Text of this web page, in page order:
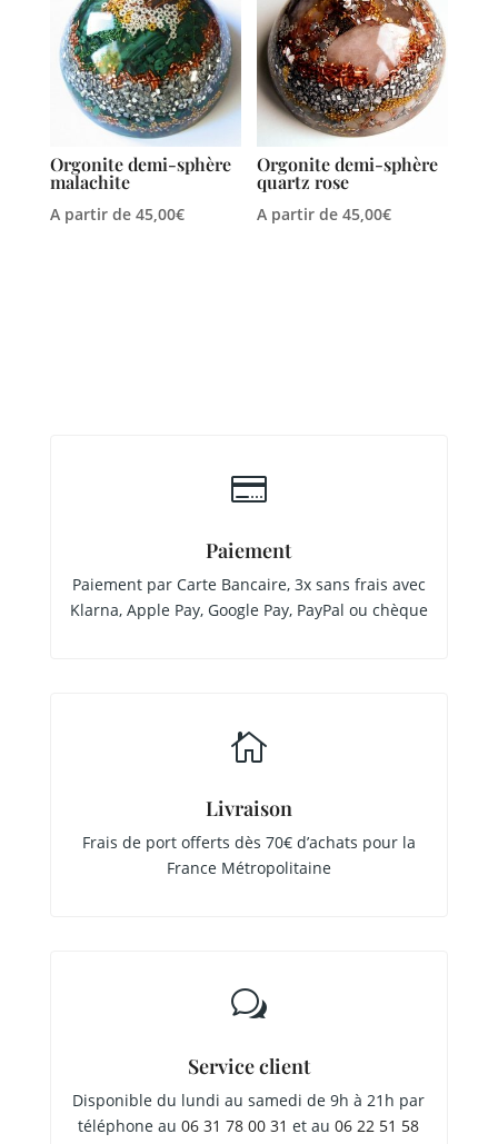
Orgonite demi-sphère
malachite
A partir de 45,00€
Orgonite demi-sphère
quartz rose
A partir de45,00€

Paiement
Paiement par Carte Bancaire, 3x sans frais avec
Klarna, Apple Pay, Google Pay, PayPal ou chèque

Livraison
Frais de port offerts dès 70€ d’achats pour la
France Métropolitaine
w
Service client
Disponible du lundi au samedi de 9h à 21h par
téléphone au06 31 78 00 31 et au06 22 51 58